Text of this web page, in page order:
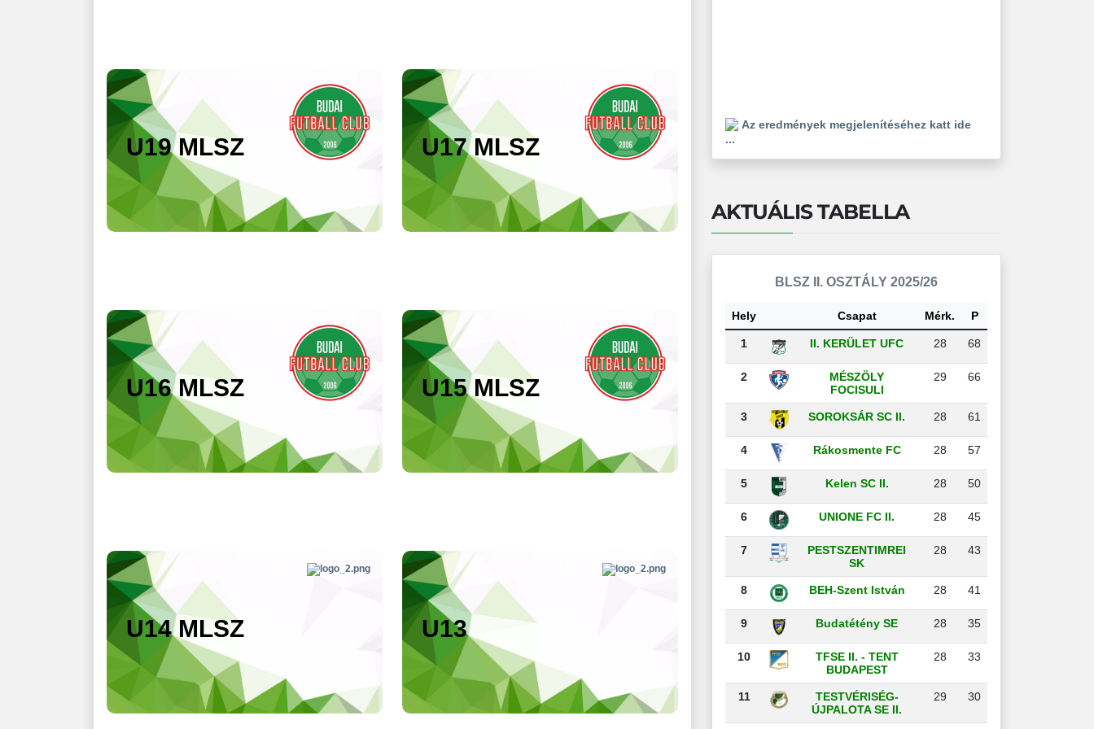
U19 MLSZ U17 MLSZ
U16 MLSZ U15 MLSZ
U14 MLSZ U13
Az eredmények megjelenítéséhez katt ide
...
AKTUÁLIS TABELLA
BLSZ II. OSZTÁLY 2025/26
Hely Csapat Mérk. P
1 II. KERÜLET UFC 28 68
2
MÉSZÖLY
FOCISULI
29 66
3 SOROKSÁR SC II. 28 61
4 Rákosmente FC 28 57
5 Kelen SC II. 28 50
6 UNIONE FC II. 28 45
7
PESTSZENTIMREI
SK
28 43
8 BEH-Szent István 28 41
9 Budatétény SE 28 35
10
TFSE II. - TENT
BUDAPEST
28 33
11
TESTVÉRISÉG-
ÚJPALOTA SE II.
29 30